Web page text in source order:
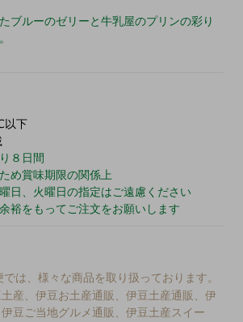
ブルーのゼリーと牛乳屋のプリンの彩り
以下
８日間
め賞味期限の関係上
日、火曜日の指定はご遠慮ください
裕をもってご注文をお願いします
は、様々な商品を取り扱っております。
産、伊豆お土産通販、伊豆土産通販、伊
豆ご当地グルメ通販、伊豆土産スイー